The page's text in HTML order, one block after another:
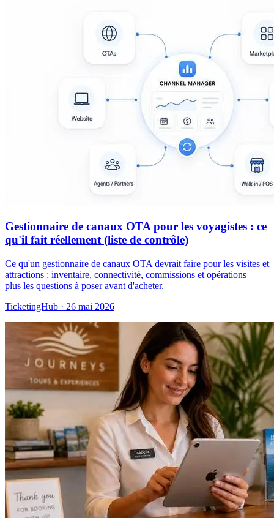
Gestionnaire de canaux OTA pour les voyagistes : ce
qu'il fait réellement (liste de contrôle)
Ce qu'un gestionnaire de canaux OTA devrait faire pour les visites et
attractions : inventaire, connectivité, commissions et opérations—
plus les questions à poser avant d'acheter.
TicketingHub · 26 mai 2026